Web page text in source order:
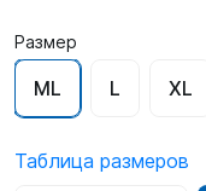
Размер
ML L XL
Таблица размеров